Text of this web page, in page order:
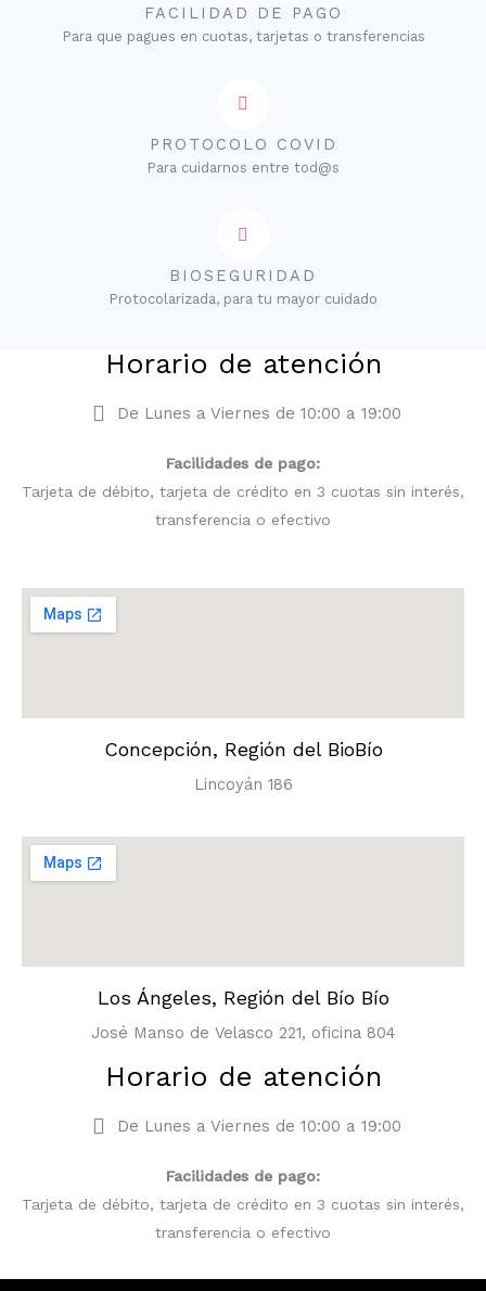
FACILIDAD DE PAGO
Para que pagues en cuotas, tarjetas o transferencias
PROTOCOLO COVID
Para cuidarnos entre tod@s
BIOSEGURIDAD
Protocolarizada, para tu mayor cuidado
Horario de atención
De Lunes a Viernes de 10:00 a 19:00
Facilidades de pago:
Tarjeta de débito, tarjeta de crédito en 3 cuotas sin interés,
transferencia o efectivo
Concepción, Región del BioBío
Lincoyán 186
Los Ángeles, Región del Bío Bío
José Manso de Velasco 221, oficina 804
Horario de atención
De Lunes a Viernes de 10:00 a 19:00
Facilidades de pago:
Tarjeta de débito, tarjeta de crédito en 3 cuotas sin interés,
transferencia o efectivo